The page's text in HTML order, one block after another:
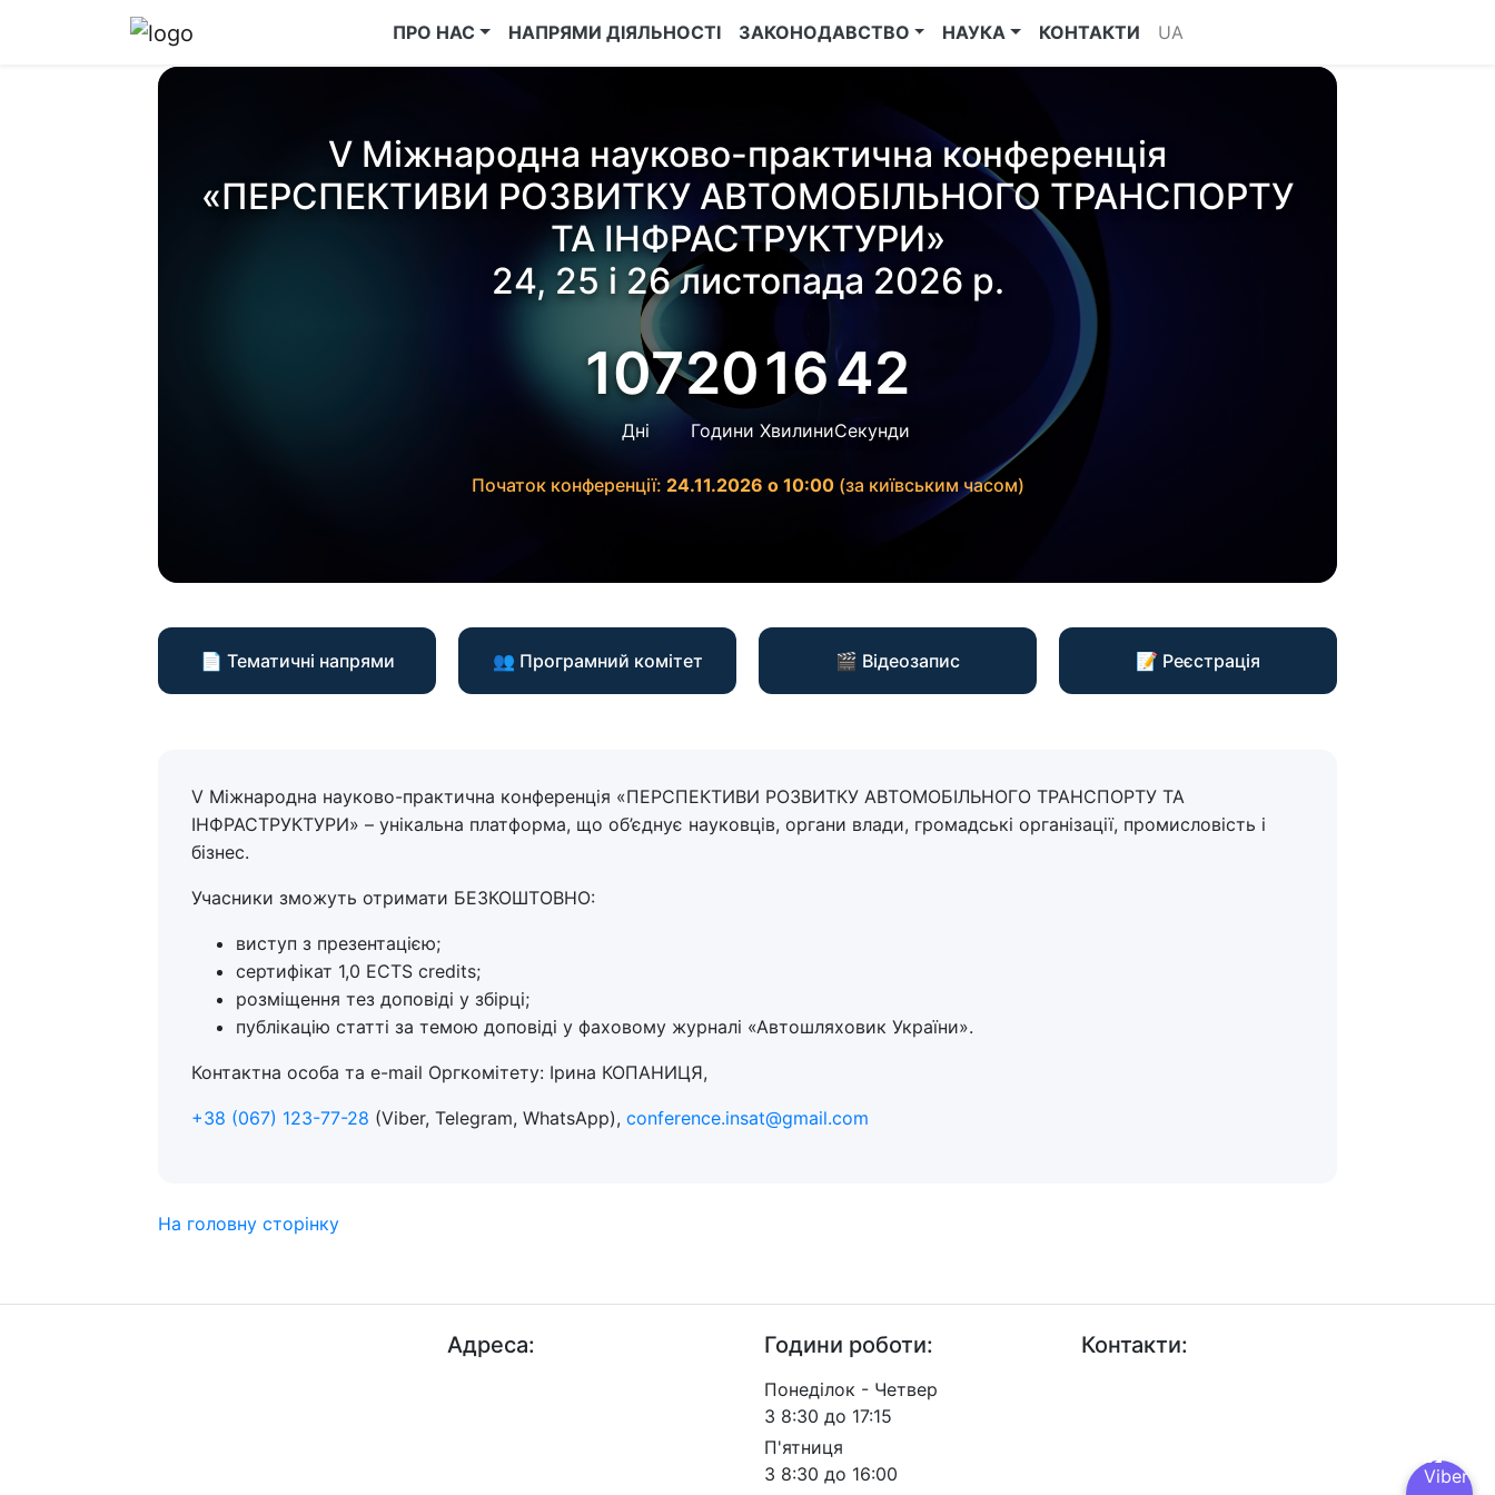
ПРО НАС НАПРЯМИ ДІЯЛЬНОСТІ ЗАКОНОДАВСТВО НАУКА КОНТАКТИ UA
V Міжнародна науково-практична конференція
«ПЕРСПЕКТИВИ РОЗВИТКУ АВТОМОБІЛЬНОГО ТРАНСПОРТУ
ТА ІНФРАСТРУКТУРИ»
24, 25 і 26 листопада 2026 р.
107
Дні
20
Години
16
Хвилини
42
Секунди
Початок конференції: 24.11.2026 о 10:00(за київським часом)
📄 Тематичні напрями 👥 Програмний комітет 🎬 Відеозапис 📝 Реєстрація
V Міжнародна науково-практична конференція «ПЕРСПЕКТИВИ РОЗВИТКУ АВТОМОБІЛЬНОГО ТРАНСПОРТУ ТА
ІНФРАСТРУКТУРИ» – унікальна платформа, що об’єднує науковців, органи влади, громадські організації, промисловість і
бізнес.
Учасники зможуть отримати БЕЗКОШТОВНО:
виступ з презентацією;
сертифікат 1,0 ECTS credits;
розміщення тез доповіді у збірці;
публікацію статті за темою доповіді у фаховому журналі «Автошляховик України».
Контактна особа та e-mail Оргкомітету: Ірина КОПАНИЦЯ,
+38 (067) 123-77-28 (Viber, Telegram, WhatsApp), conference.insat@gmail.com
На головну сторінку
Адреса: Години роботи:
Понеділок - Четвер
З 8:30 до 17:15
П'ятниця
З 8:30 до 16:00
Контакти: